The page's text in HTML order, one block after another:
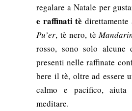
regalare a Natale per
e raffinati tè direttamente
Pu’er, tè nero, tè
rosso, sono solo alcune
presenti nelle raffinate
bere il tè, oltre ad essere
calmo e pacifico,
meditare.